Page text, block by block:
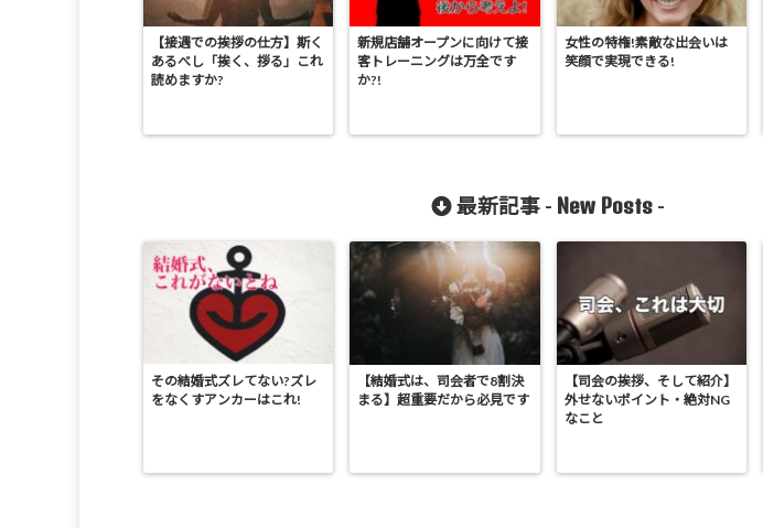
【接遇での挨拶の仕方】斯く
あるべし「挨く、拶る」これ
読めますか?
新規店舗オープンに向けて接
客トレーニングは万全です
か?!
女性の特権!素敵な出会いは
笑顔で実現できる!
最新記事 - New Posts -
その結婚式ズレてない?ズレ
をなくすアンカーはこれ!
【結婚式は、司会者で8割決
まる】超重要だから必見です
【司会の挨拶、そして紹介】
外せないポイント・絶対NG
なこと